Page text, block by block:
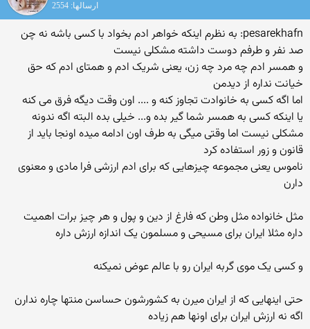
ارسالها: 2554
pesarekhafn: به نظرم اینکه خواهر ادم بخواد با کسی باشه نه چن
صد نفر و طرفم دوست داشته مشکلی نیست
و همسر ادم چه مرد چه زن، یعنی شریک ادم و همتای ادم که حق
خیانت نداره از دیدمن
اما اگه کسی به خانوادت تجاوز کنه و .... اون وقت دیگه فرق می کنه
یا اینکه کسی به همسر شما گیر بده و... خیلی بده البته اگه ندونه
مشکلی نیست اما وقتی میگی به طرف اون ادامه میده اونجا باید از
قانون و زور استفاده کرد
ناموس یعنی مجموعه چیزهایی که برای ادم ارزشی فرا مادی و معنوی
دارن
مثل خانواده مثل وطن که فارغ از دین و پول و هر چیز برات اهمیت
داره مثلا ایران برای مسیحی و مسلمون یک اندازه ارزش داره
و کسی یک موی گربه ایران رو با عالم عوض نمیکنه
حتی اینهایی که از ایران میرن به کشورشون حساسن منتها چاره ندارن
اگه نه ارزش ایران برای اونها هم زیاده